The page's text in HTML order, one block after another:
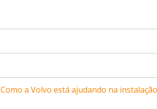
Como a Volvo está ajudando na